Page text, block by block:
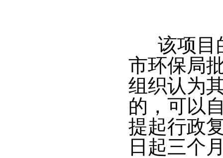
该项目
市环保局
组织认为
的，可以
提起行政
日起三个